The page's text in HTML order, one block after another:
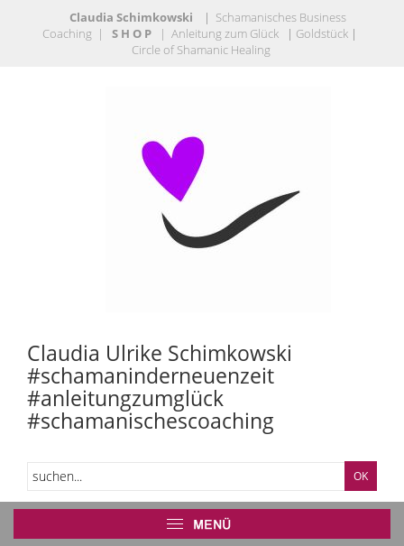
Claudia Schimkowski | Schamanisches Business
Coaching | S H O P | Anleitung zum Glück| Goldstück|
Circle of Shamanic Healing
Claudia Ulrike Schimkowski
#schamaninderneuenzeit
#anleitungzumglück
#schamanischescoaching